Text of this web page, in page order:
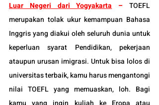
Luar Negeri dari Yogyakarta – TOEFL
merupakan tolak ukur kemampuan Bahasa
Inggris yang diakui oleh seluruh dunia untuk
keperluan syarat Pendidikan, pekerjaan
ataupun urusan imigrasi. Untuk bisa lolos di
universitas terbaik, kamu harus mengantongi
nilai TOEFL yang memuaskan, loh. Bagi